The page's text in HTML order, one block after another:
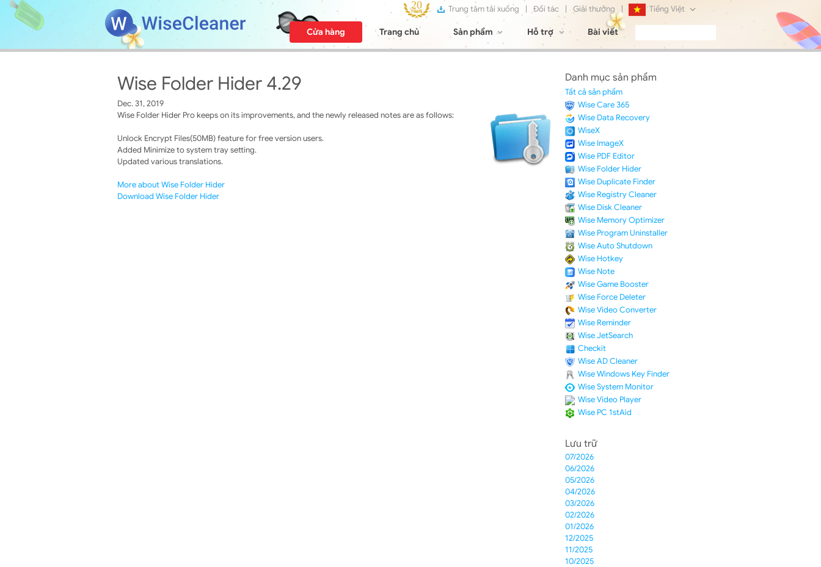
Trung tâm tải xuống | Đối tác | Giải thưởng | Tiếng Việt
English
日本語
Cửa hàng Trang chủ Sản phẩm Hỗ trợ Bài viết
Wise Folder Hider 4.29
Dec. 31, 2019
Wise Folder Hider Pro keeps on its improvements, and the newly released notes are as follows:
Unlock Encrypt Files(50MB) feature for free version users.
Added Minimize to system tray setting.
Updated various translations.
More about Wise Folder Hider
Download Wise Folder Hider
Danh mục sản phẩm
Tất cả sản phẩm
Wise Care 365
Wise Data Recovery
WiseX
Wise ImageX
Wise PDF Editor
Wise Folder Hider
Wise Duplicate Finder
Wise Registry Cleaner
Wise Disk Cleaner
Wise Memory Optimizer
Wise Program Uninstaller
Wise Auto Shutdown
Wise Hotkey
Wise Note
Wise Game Booster
Wise Force Deleter
Wise Video Converter
Wise Reminder
Wise JetSearch
Checkit
Wise AD Cleaner
Wise Windows Key Finder
Wise System Monitor
Wise Video Player
Wise PC 1stAid
Lưu trữ
07/2026
06/2026
05/2026
04/2026
03/2026
02/2026
01/2026
12/2025
11/2025
10/2025